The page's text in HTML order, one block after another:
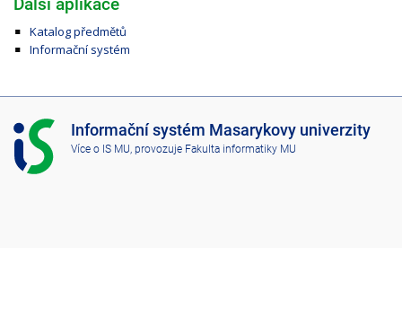
Další aplikace
Katalog předmětů
Informační systém
I
S
M
Informační systém Masarykovy univerzity
Více o IS MU , provozuje Fakulta informatiky MU